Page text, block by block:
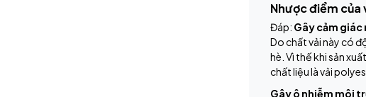
Nhược điểm của
Đáp: Gây cảm giác
Do chất vải này có
hè. Vì thế khi sản
chất liệu là vải
Gây ô nhiễm môi